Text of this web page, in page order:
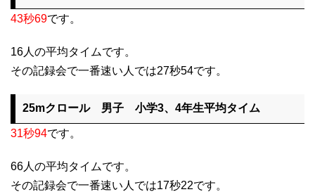
43秒69です。
16人の平均タイムです。
その記録会で一番速い人では27秒54です。
25mクロール 男子 小学3、4年生平均タイム
31秒94です。
66人の平均タイムです。
その記録会で一番速い人では17秒22です。